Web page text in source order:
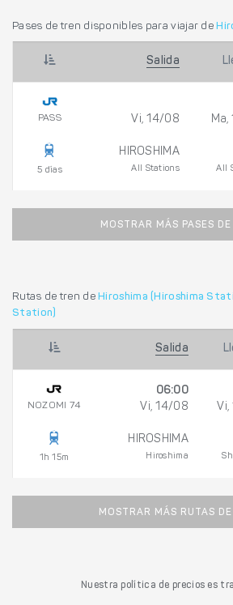
Pases de tren disponibles para viajar de
Salida
PASS
5 días
Vi, 14/08
HIROSHIMA
All Stations All
MOSTRAR MÁS PASES DE
Rutas de tren de Hiroshima (Hiroshima
Station)
Salida
NOZOMI 74
1h 15m
06:00
Vi, 14/08
HIROSHIMA
Hiroshima
MOSTRAR MÁS RUTAS DE
Nuestra política de precios es